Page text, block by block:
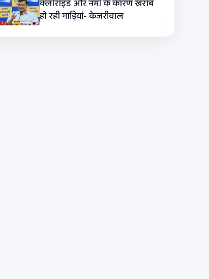
क्लोराइड और नमी के कारण खराब
हो रही गाड़ियां- केजरीवाल